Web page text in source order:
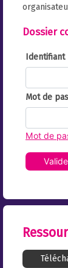
Dossier
Identifiant
Mot de
Mot de